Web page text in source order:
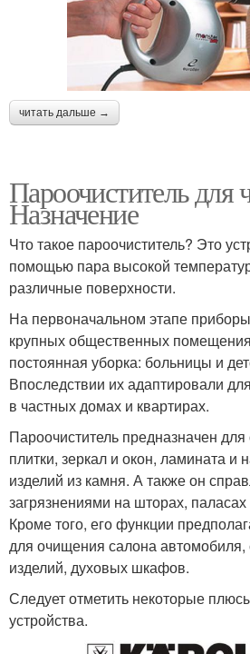
читать дальше →
Пароочиститель для
Назначение
Что такое пароочиститель? Это
помощью пара высокой
различные поверхности.
На первоначальном этапе
крупных общественных
постоянная уборка: больницы и
Впоследствии их адаптировали
в частных домах и квартирах.
Пароочиститель предназначен
плитки, зеркал и окон, ламината и
изделий из камня. А также он
загрязнениями на шторах,
Кроме того, его функции
для очищения салона автомобиля,
изделий, духовых шкафов.
Следует отметить некоторые
устройства.